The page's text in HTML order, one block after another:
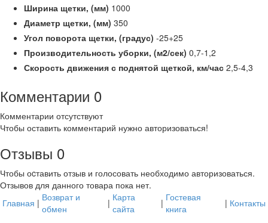
Ширина щетки, (мм) 1000
Диаметр щетки, (мм) 350
Угол поворота щетки, (градус) -25+25
Производительность уборки, (м2/сек) 0,7-1,2
Скорость движения с поднятой щеткой, км/час 2,5-4,3
Комментарии 0
Комментарии отсутствуют
Чтобы оставить комментарий нужно авторизоваться!
Отзывы 0
Чтобы оcтавить отзыв и голосовать необходимо авторизоваться.
Отзывов для данного товара пока нет.
Главная | Возврат и
обмен
| Карта
сайта
| Гостевая
книга
| Контакты